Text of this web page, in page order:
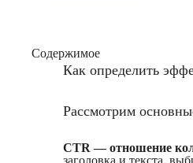
Содержимое
Как определить
Рассмотрим
CTR — отношение
заголовка и текста,